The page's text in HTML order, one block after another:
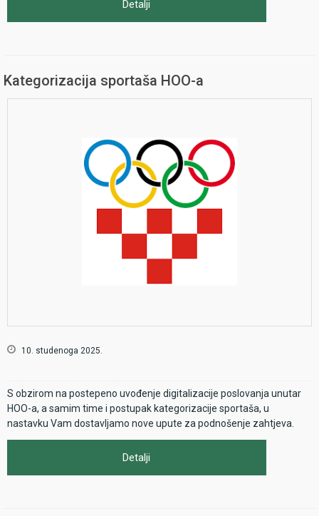
Detalji
Kategorizacija sportaša HOO-a
10. studenoga 2025.
S obzirom na postepeno uvođenje digitalizacije poslovanja unutar
HOO-a, a samim time i postupak kategorizacije sportaša, u
nastavku Vam dostavljamo nove upute za podnošenje zahtjeva.
Detalji